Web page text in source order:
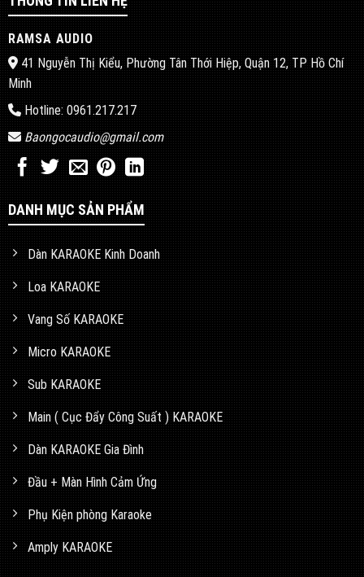
RAMSA AUDIO
41 Nguyễn Thị Kiểu, Phường Tân Thới Hiệp, Quận 12, TP Hồ Chí
Minh
Hotline: 0961.217.217
Baongocaudio@gmail.com
DANH MỤC SẢN PHẨM
Dàn KARAOKE Kinh Doanh
Loa KARAOKE
Vang Số KARAOKE
Micro KARAOKE
Sub KARAOKE
Main ( Cục Đẩy Công Suất ) KARAOKE
Dàn KARAOKE Gia Đình
Đầu + Màn Hình Cảm Ứng
Phụ Kiện phòng Karaoke
Amply KARAOKE